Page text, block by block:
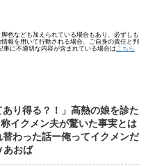
色なども加えられている場合もあり、必ずしも
報を用いて行動される場合、ご自身の責任と判
に不適切な内容が含まれている場合は こちら
あり得る？！」高熱の娘を診た
イクメン夫が驚いた事実とは
替わった話ー俺ってイクメンだ
あおば